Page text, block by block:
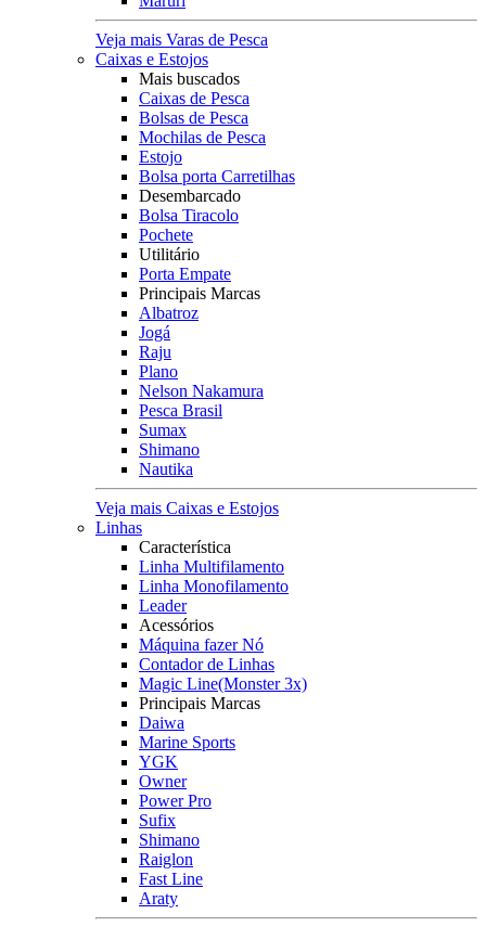
Veja mais Varas de Pesca
Caixas e Estojos
Mais buscados
Caixas de Pesca
Bolsas de Pesca
Mochilas de Pesca
Estojo
Bolsa porta Carretilhas
Desembarcado
Bolsa Tiracolo
Pochete
Utilitário
Porta Empate
Principais Marcas
Albatroz
Jogá
Raju
Plano
Nelson Nakamura
Pesca Brasil
Sumax
Shimano
Nautika
Veja mais Caixas e Estojos
Linhas
Característica
Linha Multifilamento
Linha Monofilamento
Leader
Acessórios
Máquina fazer Nó
Contador de Linhas
Magic Line(Monster 3x)
Principais Marcas
Daiwa
Marine Sports
YGK
Owner
Power Pro
Sufix
Shimano
Raiglon
Fast Line
Araty